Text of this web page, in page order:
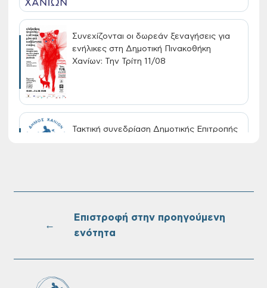
Συνεχίζονται οι δωρεάν ξεναγήσεις για
ενήλικες στη Δημοτική Πινακοθήκη
Χανίων: Την Τρίτη 11/08
Τακτική συνεδρίαση Δημοτικής Επιτροπής
Επαναλειτουργία του συστήματος
Ονουφρίου
Πίνακες Κατάταξης & Βαθμολογίας,
←
Επιστροφή στην προηγούμενη
ενότητα